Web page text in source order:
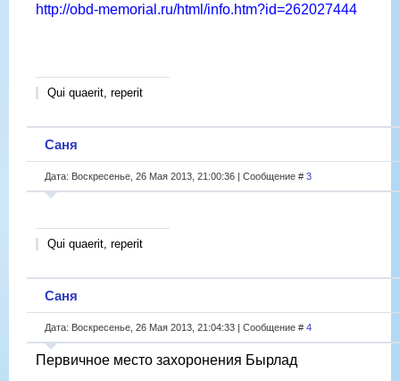
http://obd-memorial.ru/html/info.htm?id=262027444
Qui quaerit, reperit
Саня
Дата: Воскресенье, 26 Мая 2013, 21:00:36 | Сообщение # 3
Qui quaerit, reperit
Саня
Дата: Воскресенье, 26 Мая 2013, 21:04:33 | Сообщение # 4
Первичное место захоронения Бырлад